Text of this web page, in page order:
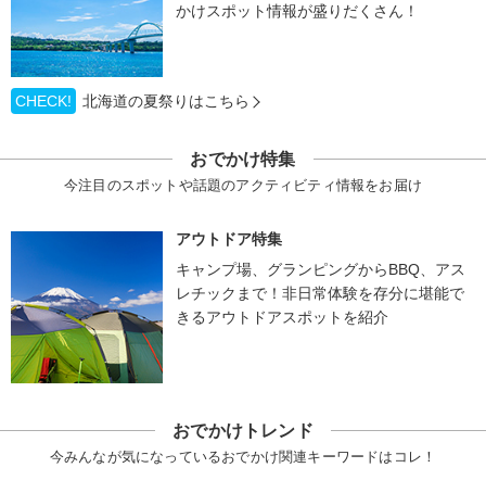
かけスポット情報が盛りだくさん！
CHECK! 北海道の夏祭りはこちら
おでかけ特集
今注目のスポットや話題のアクティビティ情報をお届け
アウトドア特集
キャンプ場、グランピングからBBQ、アス
レチックまで！非日常体験を存分に堪能で
きるアウトドアスポットを紹介
おでかけトレンド
今みんなが気になっているおでかけ関連キーワードはコレ！